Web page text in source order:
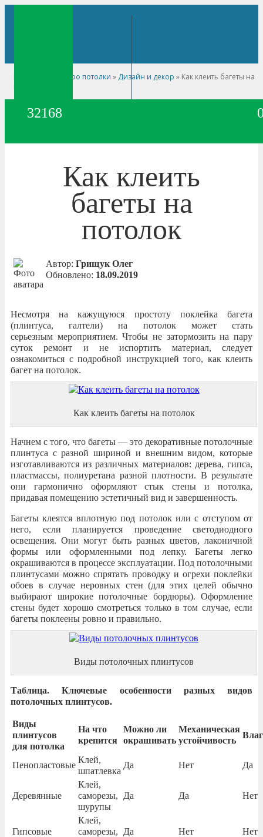
Сайт про потолки » Дизайн и декор » Как клеить багеты на
32168
Как клеить
багеты на
потолок
Автор: Грищук Олег
Обновлено: 18.09.2019
Несмотря на кажущуюся простоту поклейка багета
(плинтуса, галтели) на потолок может стать
серьезным мероприятием. Чтобы не затормозить на пару
суток ремонт и не испортить материал, следует
ознакомиться с подробной инструкцией того, как клеить
багет на потолок.
Как клеить багеты на потолок
Начнем с того, что багеты — это декоративные потолочные
плинтуса с разной шириной и внешним видом, которые
изготавливаются из различных материалов: дерева, гипса,
пластмассы, полиуретана разной плотности. В результате
они гармонично оформляют стык стены и потолка,
придавая помещению эстетичный вид и завершенность.
Багеты клеятся вплотную под потолок или с отступом от
него, если планируется проведение светодиодного
освещения. Они могут быть разных цветов, лаконичной
формы или оформленными под лепку. Багеты легко
окрашиваются в процессе эксплуатации. Под потолочными
плинтусами можно спрятать проводку и огрехи поклейки
обоев в случае неровных стен (для этих целей обычно
выбирают широкие потолочные бордюры). Оформление
стены будет хорошо смотреться только в том случае, если
багеты поклеены ровно и правильно.
Виды потолочных плинтусов
Таблица. Ключевые особенности разных видов
потолочных плинтусов.
Виды
плинтусов
для потолка
На что
крепится
Можно ли
окрашивать
Механическая
устойчивость
Пенопластовые
Клей,
шпатлевка
Да Нет Да
Деревянные
Клей,
саморезы,
шурупы
Да Да Нет
Гипсовые
Клей,
саморезы,
Да Нет Нет